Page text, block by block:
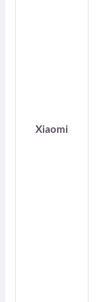
Xiaomi